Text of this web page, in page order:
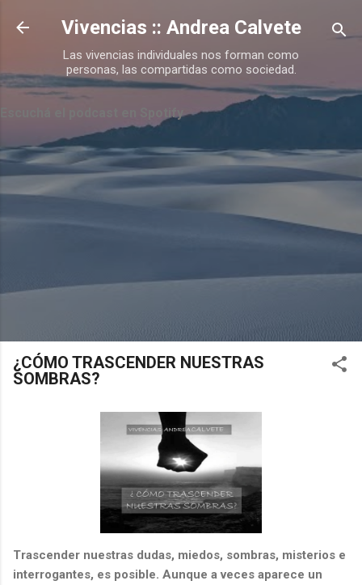
Ir al contenido principal
Vivencias :: Andrea Calvete
Las vivencias individuales nos forman como
personas, las compartidas como sociedad.
Escuchá el podcast en Spotify
¿CÓMO TRASCENDER NUESTRAS
SOMBRAS?
Trascender nuestras dudas, miedos, sombras, misterios e
interrogantes, es posible. Aunque a veces aparece un